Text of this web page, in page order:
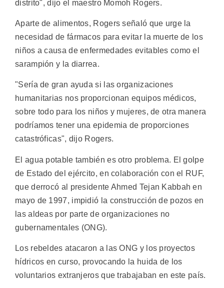
distrito", dijo el maestro Momoh Rogers.
Aparte de alimentos, Rogers señaló que urge la
necesidad de fármacos para evitar la muerte de los
niños a causa de enfermedades evitables como el
sarampión y la diarrea.
"Sería de gran ayuda si las organizaciones
humanitarias nos proporcionan equipos médicos,
sobre todo para los niños y mujeres, de otra manera
podríamos tener una epidemia de proporciones
catastróficas", dijo Rogers.
El agua potable también es otro problema. El golpe
de Estado del ejército, en colaboración con el RUF,
que derrocó al presidente Ahmed Tejan Kabbah en
mayo de 1997, impidió la construcción de pozos en
las aldeas por parte de organizaciones no
gubernamentales (ONG).
Los rebeldes atacaron a las ONG y los proyectos
hídricos en curso, provocando la huida de los
voluntarios extranjeros que trabajaban en este país.